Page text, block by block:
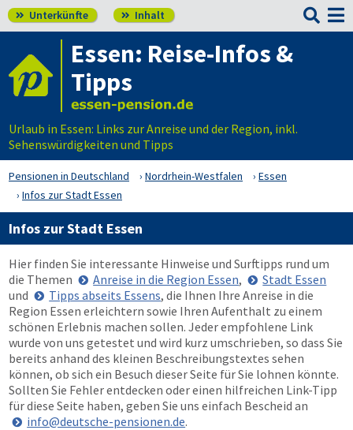
 Unterkünfte  Inhalt 
Essen: Reise-Infos &
Tipps
Urlaub in Essen: Links zur Anreise und der Region, inkl.
Sehenswürdigkeiten und Tipps
Pensionen in Deutschland Nordrhein-Westfalen
Essen
Infos zur Stadt Essen
Infos zur Stadt Essen
Hier finden Sie interessante Hinweise und Surftipps rund um
die Themen
Anreise in die Region Essen,
Stadt Essen
und
Tipps abseits Essens, die Ihnen Ihre Anreise in die
Region Essen erleichtern sowie Ihren Aufenthalt zu einem
schönen Erlebnis machen sollen. Jeder empfohlene Link
wurde von uns getestet und wird kurz umschrieben, so dass Sie
bereits anhand des kleinen Beschreibungstextes sehen
können, ob sich ein Besuch dieser Seite für Sie lohnen könnte.
Sollten Sie Fehler entdecken oder einen hilfreichen Link-Tipp
für diese Seite haben, geben Sie uns einfach Bescheid an
info@deutsche-pensionen.de.